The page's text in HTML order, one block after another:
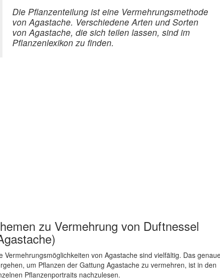
Die Pflanzenteilung ist eine Vermehrungsmethode
von Agastache. Verschiedene Arten und Sorten
von Agastache, die sich teilen lassen, sind im
Pflanzenlexikon zu finden.
zu Vermehrung von Duftnessel
Vermehrungsmöglichkeiten von Agastache sind vielfältig. Das
um Pflanzen der Gattung Agastache zu vermehren, ist in den
Pflanzenportraits nachzulesen.